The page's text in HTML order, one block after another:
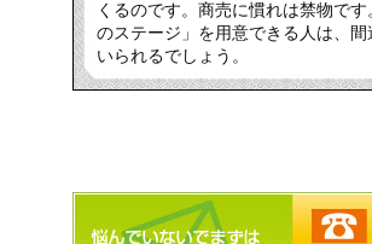
くるのです。商売に慣れは禁物で
のステージ」を用意できる人は、
いられるでしょう。